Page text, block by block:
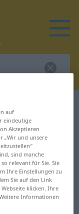
auf
eindeutige
Akzeptieren
„Wir und unsere
sind manche
relevant für Sie. Sie
Ihre Einstellungen zu
Sie auf den Link
klicken. Ihre
Informationen